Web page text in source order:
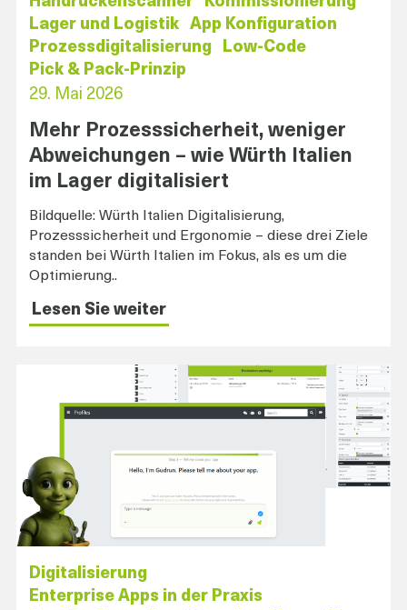
Lager und Logistik
App Konfiguration
Prozessdigitalisierung
Low-Code
Pick & Pack-Prinzip
29. Mai 2026
Mehr Prozesssicherheit, weniger
Abweichungen – wie Würth Italien
im Lager digitalisiert
Bildquelle: Würth Italien Digitalisierung,
Prozesssicherheit und Ergonomie – diese drei Ziele
standen bei Würth Italien im Fokus, als es um die
Optimierung..
Lesen Sie weiter
Digitalisierung
Enterprise Apps in der Praxis